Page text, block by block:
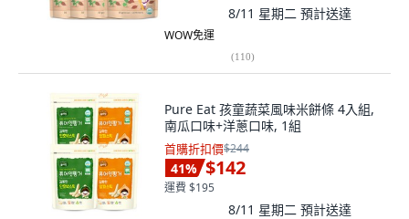
8/11 星期二 預計送達
WOW免運
(110)
Pure Eat 孩童蔬菜風味米餅條 4入組,
南瓜口味+洋蔥口味, 1組
首購折扣價$244
41% $142
運費 $195
8/11 星期二 預計送達